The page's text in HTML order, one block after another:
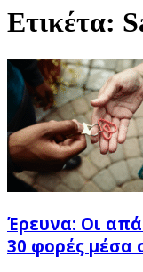
Ετικέτα:
Έρευνα: Οι
30 φορές μέσα